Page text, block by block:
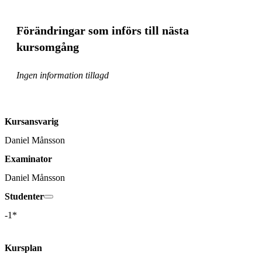
Förändringar som införs till nästa
kursomgång
Ingen information tillagd
Kursansvarig
Daniel Månsson
Examinator
Daniel Månsson
Studenter
-1*
Kursplan